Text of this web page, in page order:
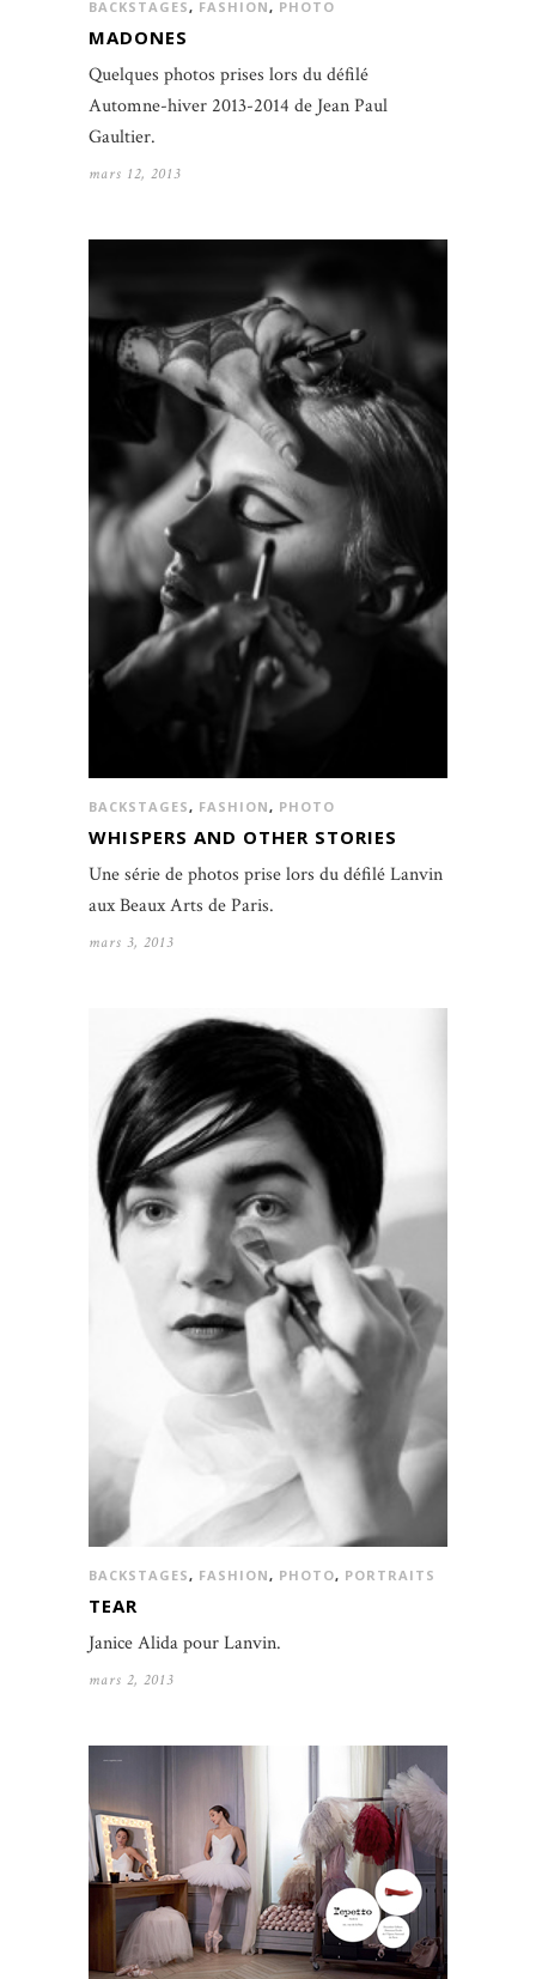
BACKSTAGES, FASHION, PHOTO
MADONES
Quelques photos prises lors du défilé
Automne-hiver 2013-2014 de Jean Paul
Gaultier.
mars 12, 2013
BACKSTAGES, FASHION, PHOTO
WHISPERS AND OTHER STORIES
Une série de photos prise lors du défilé Lanvin
aux Beaux Arts de Paris.
mars 3, 2013
BACKSTAGES, FASHION, PHOTO, PORTRAITS
TEAR
Janice Alida pour Lanvin.
mars 2, 2013